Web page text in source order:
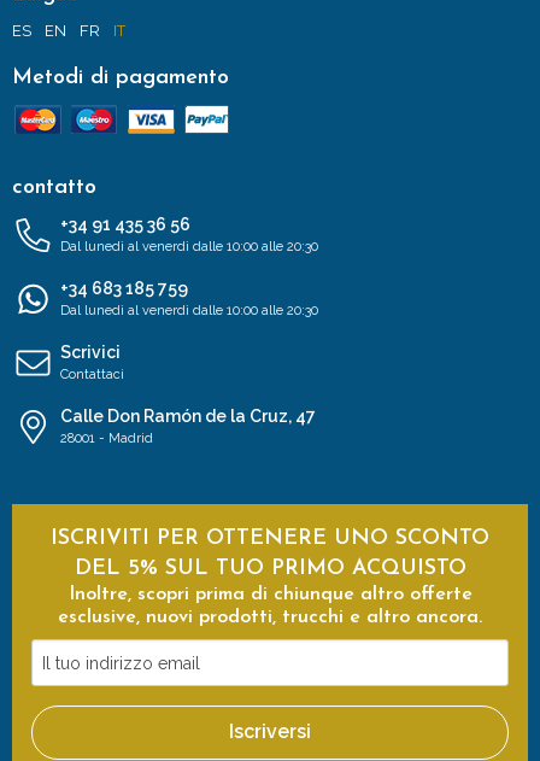
ES EN FR IT
Metodi di pagamento
contatto
+34 91 435 36 56
Dal lunedì al venerdì dalle 10:00 alle 20:30
+34 683 185 759
Dal lunedì al venerdì dalle 10:00 alle 20:30
Scrivici
Contattaci
Calle Don Ramón de la Cruz, 47
28001 - Madrid
ISCRIVITI PER OTTENERE UNO SCONTO
DEL 5% SUL TUO PRIMO ACQUISTO
Inoltre, scopri prima di chiunque altro offerte
esclusive, nuovi prodotti, trucchi e altro ancora.
tuo
indirizzo
email
Iscriversi